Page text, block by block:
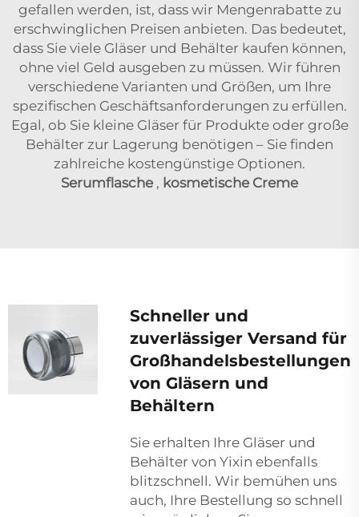
gefallen werden, ist, dass wir Mengenrabatte zu
erschwinglichen Preisen anbieten. Das bedeutet,
dass Sie viele Gläser und Behälter kaufen können,
ohne viel Geld ausgeben zu müssen. Wir führen
verschiedene Varianten und Größen, um Ihre
spezifischen Geschäftsanforderungen zu erfüllen.
Egal, ob Sie kleine Gläser für Produkte oder große
Behälter zur Lagerung benötigen – Sie finden
zahlreiche kostengünstige Optionen.
Serumflasche , kosmetische Creme
Schneller und
zuverlässiger Versand für
Großhandelsbestellungen
von Gläsern und
Behältern
Sie erhalten Ihre Gläser und
Behälter von Yixin ebenfalls
blitzschnell. Wir bemühen uns
auch, Ihre Bestellung so schnell